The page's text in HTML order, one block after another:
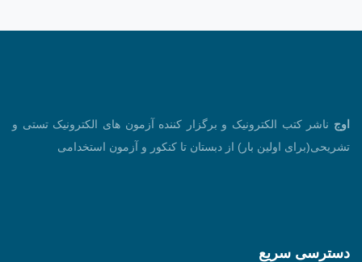
اوج ناشر کتب الکترونیک و برگزار کننده آزمون های الکترونیک تستی و
تشریحی(برای اولین بار) از دبستان تا کنکور و آزمون استخدامی
دسترسی سریع